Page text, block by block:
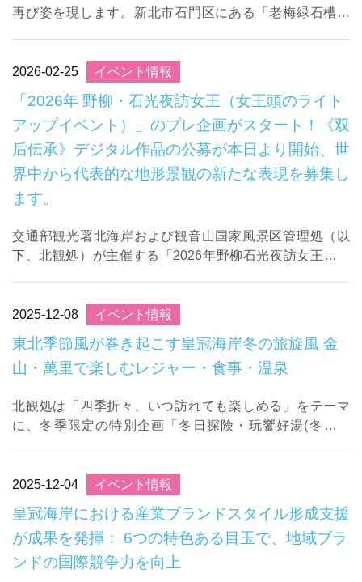
再び姿を現します。新北市石門区にある「老梅緑石槽」
2026-02-25
イベント情報
「2026年 野柳・石光夜訪女王（女王頭のライト
アップイベント）」のプレ企画がスタート！《双
后伝承》デジタル作品の公募が本日より開始、世
界中から代表的な地形景観の新たな表現を募集し
ます。
交通部観光署北海岸および観音山国家風景区管理処（以
下、北観処）が主催する「2026年野柳石光夜訪女王」イ
2025-12-08
イベント情報
東北季節風が巻き起こす皇冠海岸冬の旅旋風 金
山・萬里で楽しむレジャー・食事・温泉
北観処は「四季折々、いつ訪れても楽しめる」をテーマ
に、冬季限定の特別企画「冬日探険・玩饗好湯(冬の探
2025-12-04
イベント情報
皇冠海岸における産業ブランドスタイル形成支援
が成果を発揮： 6つの特色ある目玉で、地域ブラ
ンドの国際競争力を向上